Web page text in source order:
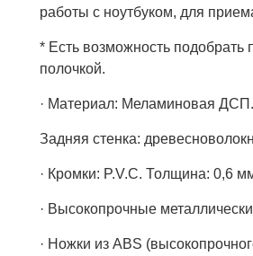
работы с ноутбуком, для
* Есть возможность подобрать
полочкой.
· Материал: Меламиновая ДСП.
Задняя стенка:
· Кромки: P.V.C. Толщина: 0,6
· Высокопрочные
· Ножки из ABS